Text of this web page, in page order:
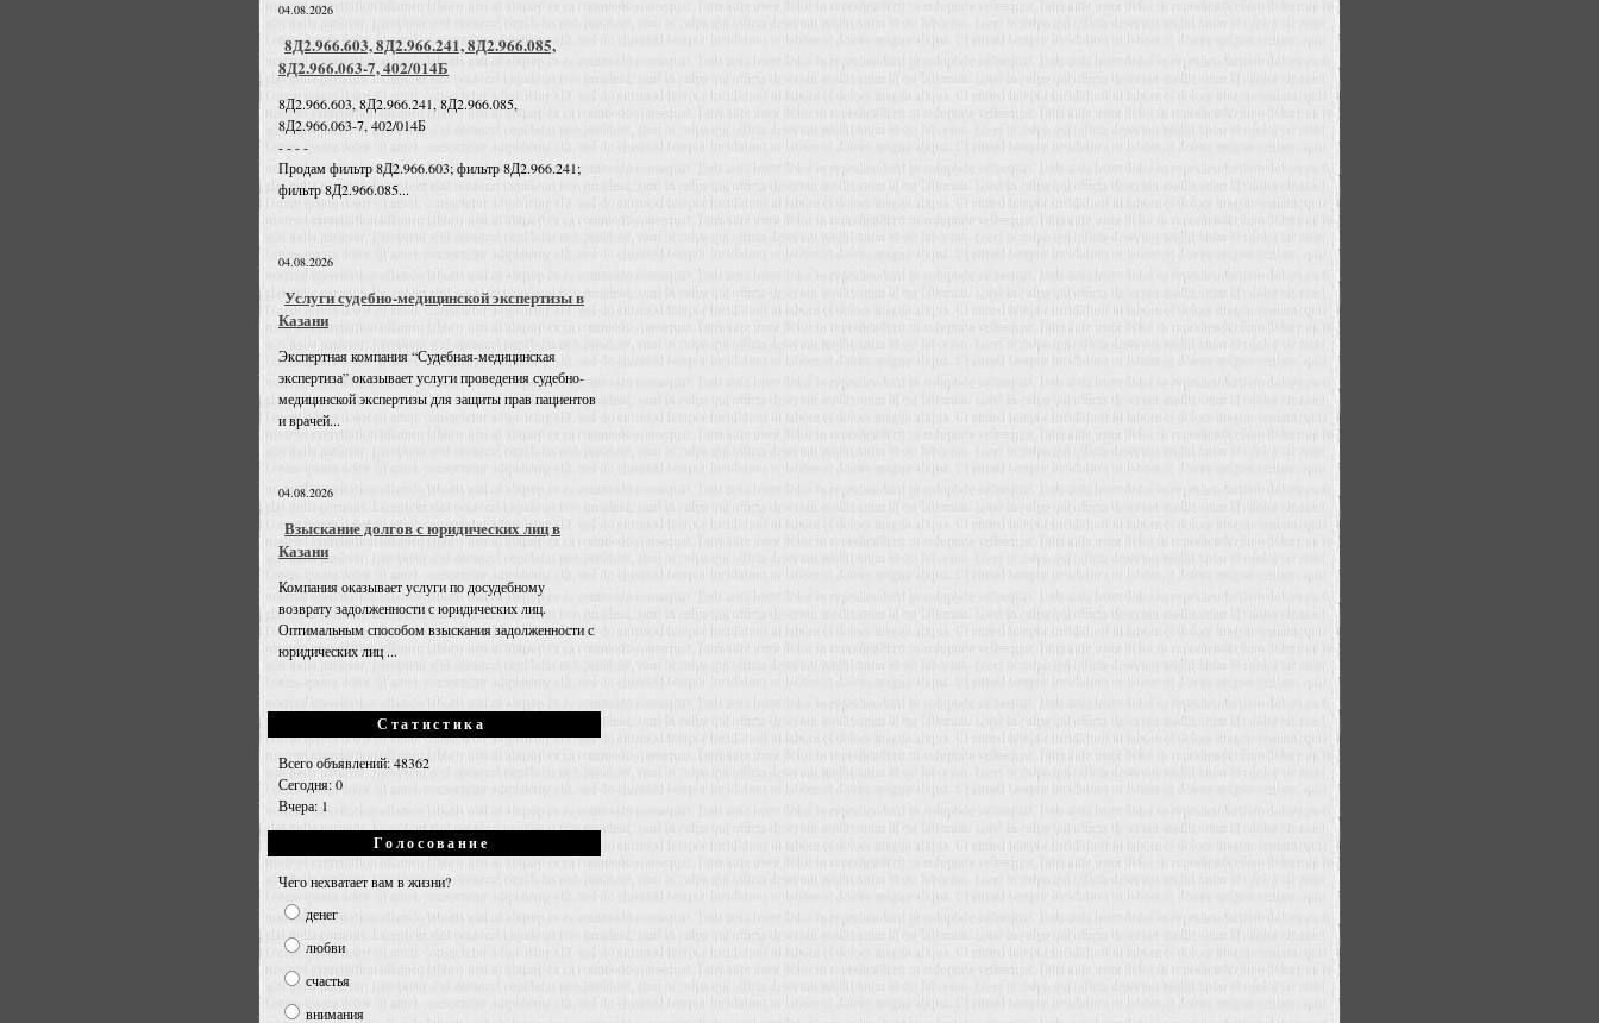
04.08.2026
8Д2.966.603, 8Д2.966.241, 8Д2.966.085,
8Д2.966.063-7, 402/014Б
8Д2.966.603, 8Д2.966.241, 8Д2.966.085,
8Д2.966.063-7, 402/014Б
- - - -
Продам фильтр 8Д2.966.603; фильтр 8Д2.966.241;
фильтр 8Д2.966.085...
04.08.2026
Услуги судебно-медицинской экспертизы в
Казани
Экспертная компания “Судебная-медицинская
экспертиза” оказывает услуги проведения судебно-
медицинской экспертизы для защиты прав пациентов
и врачей...
04.08.2026
Взыскание долгов с юридических лиц в
Казани
Компания оказывает услуги по досудебному
возврату задолженности с юридических лиц.
Оптимальным способом взыскания задолженности с
юридических лиц ...
Статистика
Всего объявлений: 48362
Сегодня: 0
Вчера: 1
Голосование
Чего нехватает вам в жизни?
денег
любви
счастья
внимания